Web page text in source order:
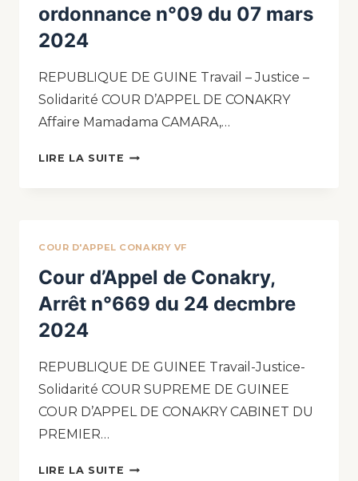
ordonnance n°09 du 07 mars
2024
REPUBLIQUE DE GUINE Travail – Justice –
Solidarité COUR D’APPEL DE CONAKRY
Affaire Mamadama CAMARA,…
LIRE LA SUITE
COUR D'APPEL CONAKRY VF
Cour d’Appel de Conakry,
Arrêt n°669 du 24 decmbre
2024
REPUBLIQUE DE GUINEE Travail-Justice-
Solidarité COUR SUPREME DE GUINEE
COUR D’APPEL DE CONAKRY CABINET DU
PREMIER…
LIRE LA SUITE